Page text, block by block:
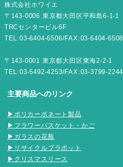
株式会社ホワイエ
〒143-0006 東京都大田区平和島6-1-1
TRCセンタービル6F
TEL:03-6404-6506/FAX:03-6404-6508
〒143-0001 東京都大田区東海2-2-1
TEL:03-5492-4253/FAX:03-3799-2244
主要商品へのリンク
▶ポリカーボネート製品
▶フラワーバスケット・かご
▶ガラスの花瓶
▶リサイクルプラポット
▶クリスマスリース